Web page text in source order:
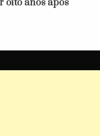
oito anos após